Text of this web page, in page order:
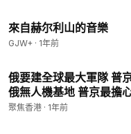
來自赫尔利山的音樂
GJW+ · 1年前
俄要建全球最大軍隊 普
俄無人機基地
聚焦香港 · 1年前